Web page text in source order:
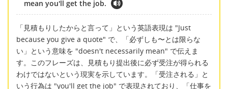
mean you'll get the job.
「見積もりしたからと言って」という英語表現は "Just
because you give a quote" で、「必ずしも〜とは限らな
い」という意味を "doesn't necessarily mean" で伝えま
す。このフレーズは、見積もり提出後に必ず受注が得られる
わけではないという現実を示しています。「受注される」と
いう行為は "you'll get the job" で表現されており、「仕事を